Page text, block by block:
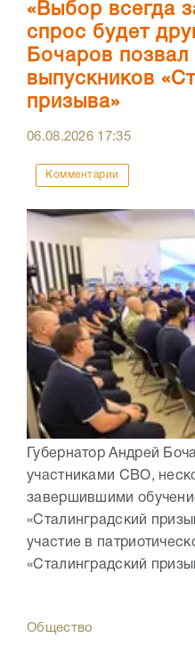
«Выбор всегда
спрос будет
Бочаров позвал
выпускников
призыва»
06.08.2026 17:35
Комментарии
Губернатор Андрей
участниками СВО,
завершившими
«Сталинградский
участие в
«Сталинградский
Общество